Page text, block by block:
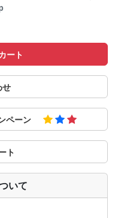
ート
せ
ペーン
ト
いて